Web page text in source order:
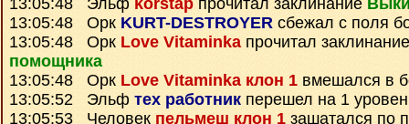
13:05:48 Эльф korstap прочитал заклинание
13:05:48 Орк KURT-DESTROYER сбежал с поля
13:05:48 Орк Love Vitaminkaпрочитал
помощника
13:05:48 Орк Love Vitaminka клон 1 вмешался в
13:05:52 Эльф тех работник перешел на 1
13:05:53 Человек пельмеш клон 1 зашатался по